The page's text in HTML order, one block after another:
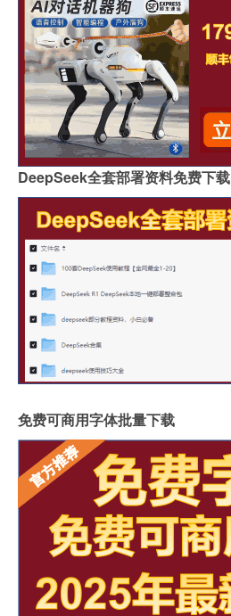
DeepSeek全套部署资料免费下载
免费可商用字体批量下载